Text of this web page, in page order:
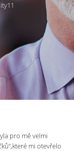
pro mě velmi
mi otevřelo